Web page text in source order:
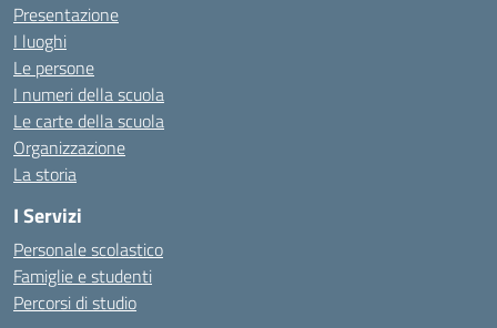
Presentazione
I luoghi
Le persone
I numeri della scuola
Le carte della scuola
Organizzazione
La storia
I Servizi
Personale scolastico
Famiglie e studenti
Percorsi di studio